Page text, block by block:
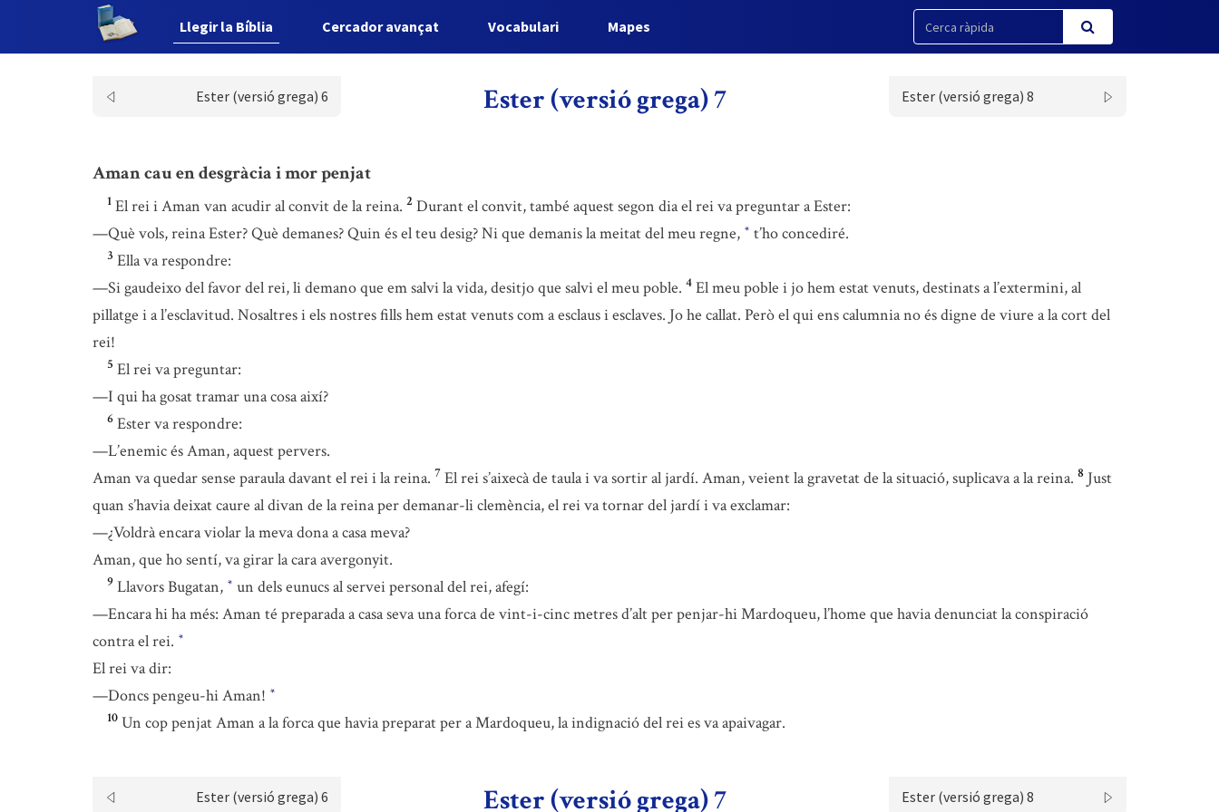
Llegir la Bíblia Cercador avançat Vocabulari Mapes
Ester (versió grega) 6 Ester (versió grega) 7 Ester (versió grega) 8
Aman cau en desgràcia i mor penjat
1 El rei i Aman van acudir al convit de la reina. 2 Durant el convit, també aquest segon dia el rei va preguntar a Ester:
—Què vols, reina Ester? Què demanes? Quin és el teu desig? Ni que demanis la meitat del meu regne, * t’ho concediré.
3 Ella va respondre:
—Si gaudeixo del favor del rei, li demano que em salvi la vida, desitjo que salvi el meu poble. 4 El meu poble i jo hem estat venuts, destinats a l’extermini, al
pillatge i a l’esclavitud. Nosaltres i els nostres fills hem estat venuts com a esclaus i esclaves. Jo he callat. Però el qui ens calumnia no és digne de viure a la cort del
rei!
5 El rei va preguntar:
—I qui ha gosat tramar una cosa així?
6 Ester va respondre:
—L’enemic és Aman, aquest pervers.
Aman va quedar sense paraula davant el rei i la reina. 7 El rei s’aixecà de taula i va sortir al jardí. Aman, veient la gravetat de la situació, suplicava a la reina. 8 Just
quan s’havia deixat caure al divan de la reina per demanar-li clemència, el rei va tornar del jardí i va exclamar:
—¿Voldrà encara violar la meva dona a casa meva?
Aman, que ho sentí, va girar la cara avergonyit.
9 Llavors Bugatan, * un dels eunucs al servei personal del rei, afegí:
—Encara hi ha més: Aman té preparada a casa seva una forca de vint-i-cinc metres d’alt per penjar-hi Mardoqueu, l’home que havia denunciat la conspiració
contra el rei. *
El rei va dir:
—Doncs pengeu-hi Aman! *
10 Un cop penjat Aman a la forca que havia preparat per a Mardoqueu, la indignació del rei es va apaivagar.
Ester (versió grega) 6 Ester (versió grega) 7 Ester (versió grega) 8